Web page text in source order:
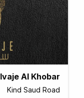
Al Khobar
Kind Saud Road